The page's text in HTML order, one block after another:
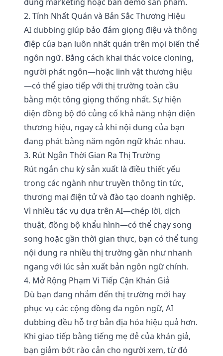
2. Tính Nhất Quán và Bản Sắc Thương Hiệu
AI dubbing giúp bảo đảm giọng điệu và thông
điệp của bạn luôn nhất quán trên mọi biến thể
ngôn ngữ. Bằng cách khai thác voice cloning,
người phát ngôn—hoặc linh vật thương hiệu
—có thể giao tiếp với thị trường toàn cầu
bằng một tông giọng thống nhất. Sự hiện
diện đồng bộ đó củng cố khả năng nhận diện
thương hiệu, ngay cả khi nội dung của bạn
đang phát bằng năm ngôn ngữ khác nhau.
3. Rút Ngắn Thời Gian Ra Thị Trường
Rút ngắn chu kỳ sản xuất là điều thiết yếu
trong các ngành như truyền thông tin tức,
thương mại điện tử và đào tạo doanh nghiệp.
Vì nhiều tác vụ dựa trên AI—chép lời, dịch
thuật, đồng bộ khẩu hình—có thể chạy song
song hoặc gần thời gian thực, bạn có thể tung
nội dung ra nhiều thị trường gần như nhanh
ngang với lúc sản xuất bản ngôn ngữ chính.
4. Mở Rộng Phạm Vi Tiếp Cận Khán Giả
Dù bạn đang nhắm đến thị trường mới hay
phục vụ các cộng đồng đa ngôn ngữ, AI
dubbing đều hỗ trợ bản địa hóa hiệu quả hơn.
Khi giao tiếp bằng tiếng mẹ đẻ của khán giả,
bạn giảm bớt rào cản cho người xem, từ đó